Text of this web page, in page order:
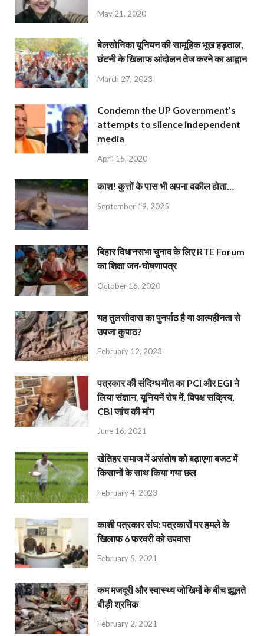
May 21, 2020
बेलसोनिका यूनियन की सामूहिक भूख हड़ताल,
छंटनी के खिलाफ आंदोलन तेज करने का आह्वान
March 27, 2023
Condemn the UP Government’s
attempts to silence independent
media
April 15, 2020
काश! कुत्तों के पास भी अपना वकील होता…
September 19, 2025
बिहार विधानसभा चुनाव के लिए RTE Forum
का शिक्षा जन-घोषणापत्र
October 16, 2020
यह तुलसीदास का पुनर्पाठ है या आत्महीनता से
उपजा कुपाठ?
February 12, 2023
पत्रकार की संदिग्ध मौत का PCI और EGI ने
लिया संज्ञान, यूनियनें रोष में, विपक्ष सक्रिय,
CBI जांच की मांग
June 16, 2021
खेतिहर समाज में असंतोष को बढ़ाएगा बजट में
किसानों के साथ किया गया छल
February 4, 2023
काशी पत्रकार संघ: पत्रकारों पर हमले के
खिलाफ 6 फरवरी को उपवास
February 5, 2021
कम मजदूरी और स्वास्थ्य जोखिमों के बीच झूलते
बीड़ी श्रमिक
February 2, 2021